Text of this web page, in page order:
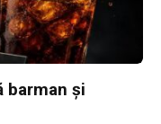
barman și